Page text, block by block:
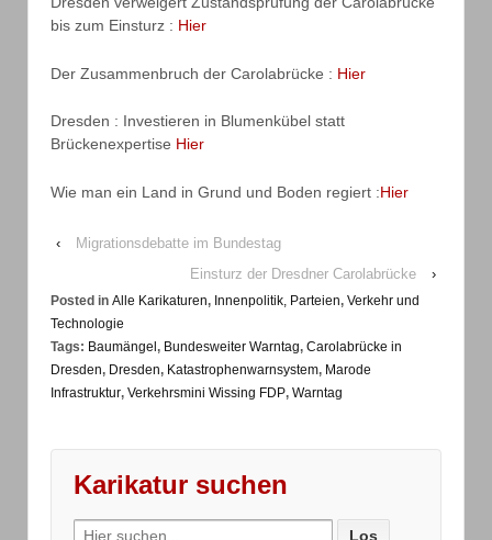
bis zum Einsturz : Hier
Der Zusammenbruch der Carolabrücke : Hier
Dresden : Investieren in Blumenkübel statt
Brückenexpertise Hier
Wie man ein Land in Grund und Boden regiert :Hier
‹
Migrationsdebatte im Bundestag
Einsturz der Dresdner Carolabrücke
›
Posted in Alle Karikaturen, Innenpolitik, Parteien, Verkehr und
Technologie
Tags: Baumängel , Bundesweiter Warntag, Carolabrücke in
Dresden, Dresden, Katastrophenwarnsystem, Marode
Infrastruktur, Verkehrsmini Wissing FDP, Warntag
Karikatur suchen
Search